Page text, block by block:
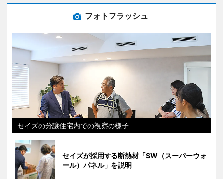
フォトフラッシュ
セイズの分譲住宅内での視察の様子
セイズが採用する断熱材「SW（スーパーウォ
ール）パネル」を説明